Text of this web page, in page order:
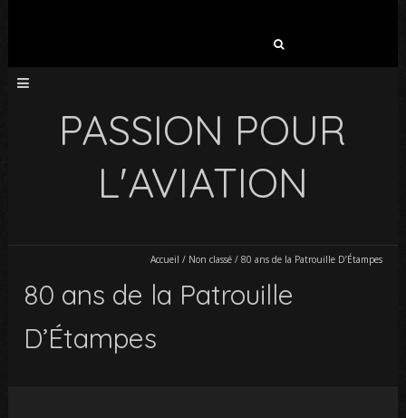
PASSION POUR
L'AVIATION
Accueil / Non classé/ 80 ans de la Patrouille D’Étampes
80 ans de la Patrouille
D’Étampes